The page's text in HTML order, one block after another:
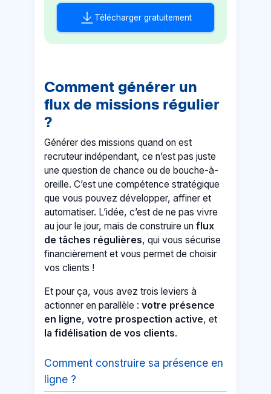
Télécharger gratuitement
Comment générer un
flux de missions régulier
?
Générer des missions quand on est
recruteur indépendant, ce n’est pas juste
une question de chance ou de bouche-à-
oreille. C’est une compétence stratégique
que vous pouvez développer, affiner et
automatiser. L’idée, c’est de ne pas vivre
au jour le jour, mais de construire unflux
de tâches régulières, qui vous sécurise
financièrement et vous permet de choisir
vos clients !
Et pour ça, vous avez trois leviers à
actionner en parallèle :votre présence
en ligne,votre prospection active, et
la fidélisation de vos clients.
Comment construire sa présence en
ligne ?